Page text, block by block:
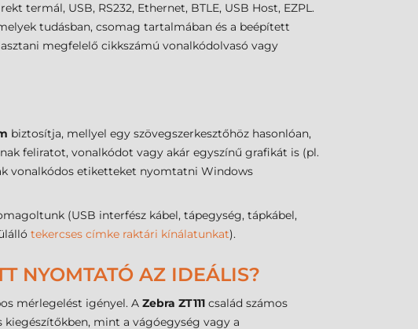
termál, USB, RS232, Ethernet, BTLE, USB Host, EZPL.
tudásban, csomag tartalmában és a beépített
megfelelő cikkszámú vonalkódolvasó vagy
biztosítja, mellyel egy szövegszerkesztőhöz hasonlóan,
feliratot, vonalkódot vagy akár egyszínű grafikát is (pl.
vonalkódos etiketteket nyomtatni Windows
(USB interfész kábel, tápegység, tápkábel,
tekercses címke raktári kínálatunkat).
NYOMTATÓ AZ IDEÁLIS?
mérlegelést igényel. A Zebra ZT111 család számos
mint a vágóegység vagy a